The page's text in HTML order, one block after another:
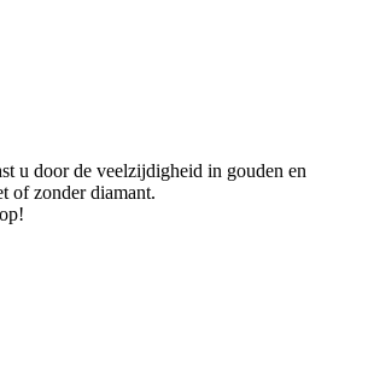
u door de veelzijdigheid in gouden en
of zonder diamant.